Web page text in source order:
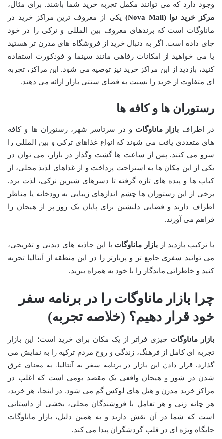
وجود دارد که می توانند مکمل تجربه خرید شما باشند. برای مثال،
مرکز خرید نوا (Nova Mall)
یکی از معروف ترین مراکز خرید در
ماناوگات است که برندهای معروف بین المللی و ترکی را در خود
جای داده است. اگر به دنبال خرید از فروشگاه های مدرن تر هستید
یا می خواهید از امکانات رفاهی مانند سینما و فودکورت استفاده
کنید، بازدید از این مراکز خرید نیز توصیه می شود. این مراکز، تجربه
ای متفاوت از خرید را نسبت به فضای سنتی بازار ارائه می دهند.
رستوران ها و کافه ها
در اطراف بازار ماناوگات و در سرتاسر شهر، رستوران ها و کافه
های متعددی یافت می شوند که انواع غذاهای ترکی و بین المللی را
سرو می کنند. پس از ساعت ها گشت وگذار در بازار، می توان در
یکی از این مکان ها به استراحت پرداخت و از غذاهای لذیذ محلی، از
کباب ها و پیده های تازه گرفته تا دسرهای شیرین ترکی، لذت برد.
برخی از این رستوران ها چشم اندازهای زیبایی به رودخانه یا مناظر
اطراف دارند و فضایی دلنشین برای پایان یک روز پر از هیجان را
فراهم می آورند.
با ترکیب بازدید از بازار ماناوگات با این جاذبه های دیدنی و تفریحی،
می توانید سفری جامع تر و پربارتر را در این منطقه از آنتالیا تجربه
کنید و خاطراتی ماندگار را با خود به همراه ببرید.
چرا بازار ماناوگات را در برنامه سفر
خود قرار دهیم؟ (خلاصه تجربه)
بازار ماناوگات چیزی فراتر از یک مکان برای خرید است؛ این بازار
تجربه ای کامل از فرهنگ، زندگی و روح مردم ترکیه را به نمایش می
گذارد. قرار دادن این بازار در برنامه سفر به آنتالیا، به معنای غرق
شدن در شور و هیجان واقعی یک مقصد بومی است که اغلب در
مراکز خرید مدرن و هتل های لوکس گم می شود. در اینجا، هر خرید،
هر چانه زنی و هر تعامل با فروشندگان محلی، بخشی از داستانی
است که شما در آن نقش دارید و به همین دلیل، بازار ماناوگات
جایگاه ویژه ای در قلب گردشگران پیدا می کند.